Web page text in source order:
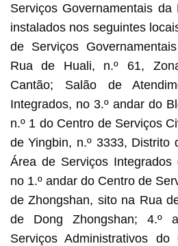
Serviços Governamentais da
instalados nos seguintes
de Serviços
Rua de Huali, n.º 61,
Cantão; Salão de
Integrados, no 3.º andar do
n.º 1 do Centro de Serviços
de Yingbin, n.º 3333, Distrito
Área de Serviços Integrados
no 1.º andar do Centro de
de Zhongshan, sito na Rua
de Dong Zhongshan; 4.º
Serviços Administrativos